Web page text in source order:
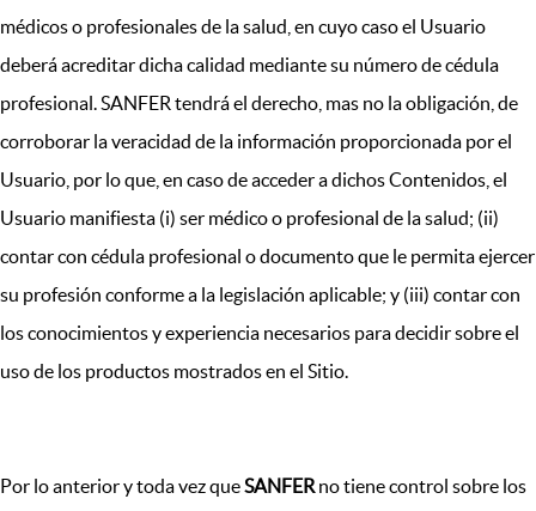
médicos o profesionales de la salud, en cuyo caso el Usuario
deberá acreditar dicha calidad mediante su número de cédula
profesional. SANFER tendrá el derecho, mas no la obligación, de
corroborar la veracidad de la información proporcionada por el
Usuario, por lo que, en caso de acceder a dichos Contenidos, el
Usuario manifiesta (i) ser médico o profesional de la salud; (ii)
contar con cédula profesional o documento que le permita ejercer
su profesión conforme a la legislación aplicable; y (iii) contar con
los conocimientos y experiencia necesarios para decidir sobre el
uso de los productos mostrados en el Sitio.
Por lo anterior y toda vez queSANFER no tiene control sobre los